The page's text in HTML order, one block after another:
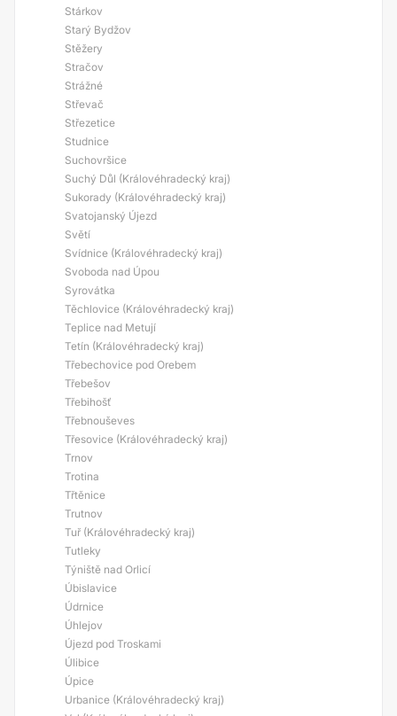
Stárkov
Starý Bydžov
Stěžery
Stračov
Strážné
Střevač
Střezetice
Studnice
Suchovršice
Suchý Důl (Královéhradecký kraj)
Sukorady (Královéhradecký kraj)
Svatojanský Újezd
Světí
Svídnice (Královéhradecký kraj)
Svoboda nad Úpou
Syrovátka
Těchlovice (Královéhradecký kraj)
Teplice nad Metují
Tetín (Královéhradecký kraj)
Třebechovice pod Orebem
Třebešov
Třebihošť
Třebnouševes
Třesovice (Královéhradecký kraj)
Trnov
Trotina
Třtěnice
Trutnov
Tuř (Královéhradecký kraj)
Tutleky
Týniště nad Orlicí
Úbislavice
Údrnice
Úhlejov
Újezd pod Troskami
Úlibice
Úpice
Urbanice (Královéhradecký kraj)